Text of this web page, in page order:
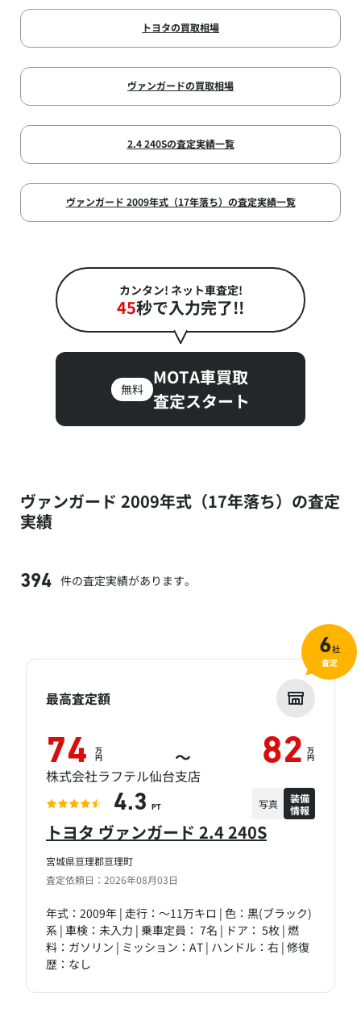
トヨタの買取相場
ヴァンガードの買取相場
2.4 240Sの査定実績一覧
ヴァンガード 2009年式（17年落ち）の査定実績一覧
カンタン! ネット車査定!
45秒で入力完了!!
無料
MOTA車買取
査定スタート
ヴァンガード 2009年式（17年落ち）の査定
実績
394 件の査定実績があります。
宮城県亘理郡亘理町
査定依頼日：2026年08月03日
トヨタ ヴァンガード 2.4 240S
年式：2009年 | 走行：～11万キロ | 色：黒(ブラック)
系 | 車検：未入力 | 乗車定員： 7名 | ドア： 5枚 | 燃
料：ガソリン | ミッション：AT | ハンドル：右 | 修復
歴：なし
最高査定額
74 万
円 ～ 82 万
円
株式会社ラフテル仙台支店
4.3 PT 写真
装備
情報
6社
査定